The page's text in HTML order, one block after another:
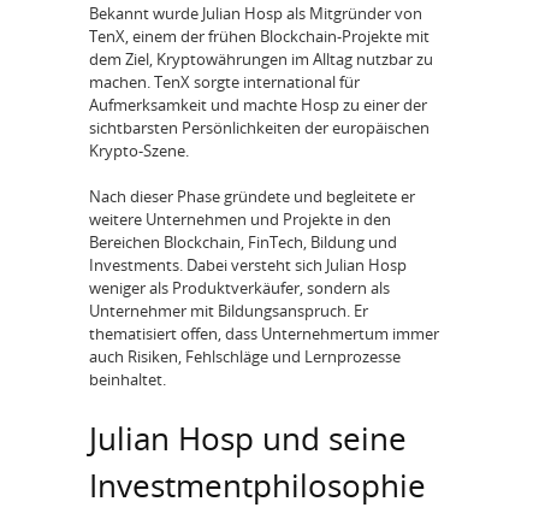
Bekannt wurde Julian Hosp als Mitgründer von
TenX, einem der frühen Blockchain-Projekte mit
dem Ziel, Kryptowährungen im Alltag nutzbar zu
machen. TenX sorgte international für
Aufmerksamkeit und machte Hosp zu einer der
sichtbarsten Persönlichkeiten der europäischen
Krypto-Szene.
Nach dieser Phase gründete und begleitete er
weitere Unternehmen und Projekte in den
Bereichen Blockchain, FinTech, Bildung und
Investments. Dabei versteht sich Julian Hosp
weniger als Produktverkäufer, sondern als
Unternehmer mit Bildungsanspruch. Er
thematisiert offen, dass Unternehmertum immer
auch Risiken, Fehlschläge und Lernprozesse
beinhaltet.
Julian Hosp und seine
Investmentphilosophie